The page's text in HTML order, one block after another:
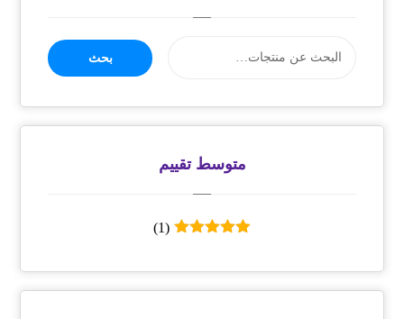
بحث
متوسط ​​تقييم
(1)